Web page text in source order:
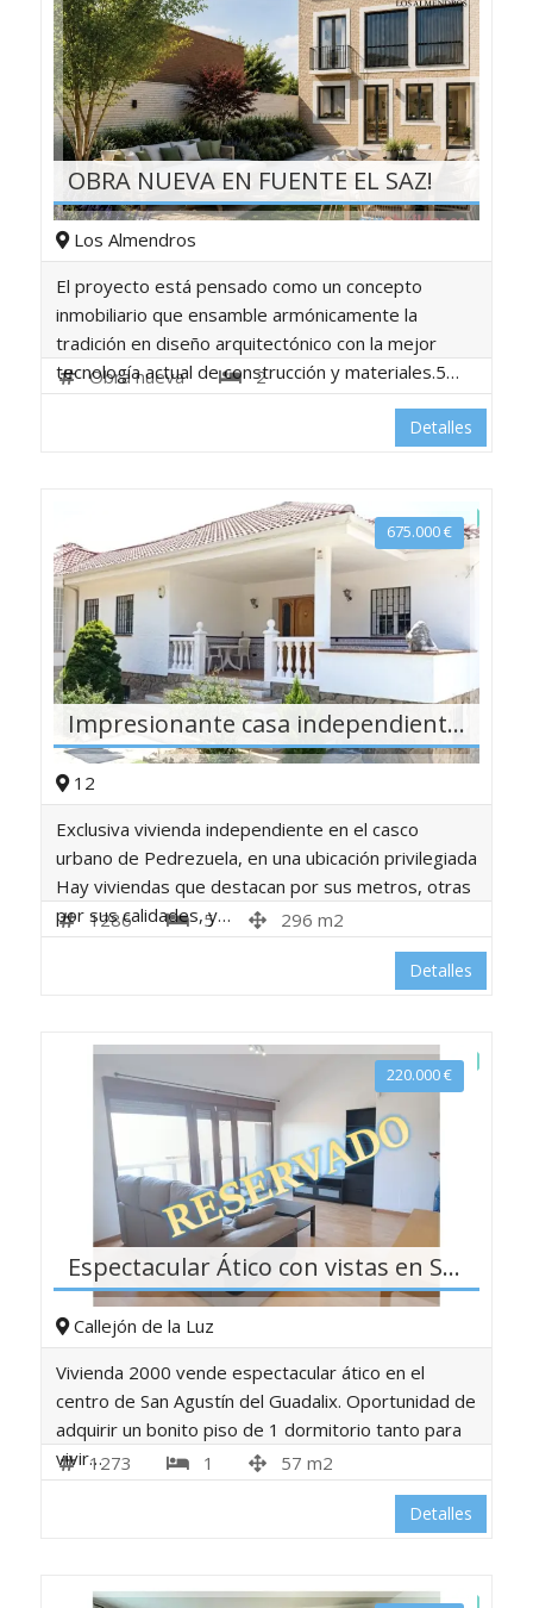
OBRA NUEVA EN FUENTE EL SAZ!
Los Almendros
El proyecto está pensado como un concepto
inmobiliario que ensamble armónicamente la
tradición en diseño arquitectónico con la mejor
tecnología actual de construcción y materiales.5…
Obra nueva 2
Detalles
Impresionante casa independiente en Pedrezuela
675.000€
12
Exclusiva vivienda independiente en el casco
urbano de Pedrezuela, en una ubicación privilegiada
Hay viviendas que destacan por sus metros, otras
por sus calidades, y…
1286 5 296 m2
Detalles
Espectacular Ático con vistas en San Agustín del Guadlaix
220.000€
Callejón de la Luz
Vivienda 2000 vende espectacular ático en el
centro de San Agustín del Guadalix. Oportunidad de
adquirir un bonito piso de 1 dormitorio tanto para
vivir…
1273 1 57 m2
Detalles